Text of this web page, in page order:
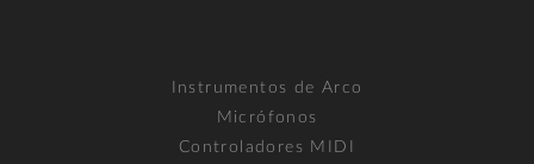
Instrumentos de Arco
Micrófonos
Controladores MIDI